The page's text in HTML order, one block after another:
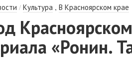
/Культура ,В Красноярском крае
«Ронин.